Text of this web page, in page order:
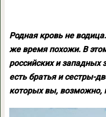
Родная кровь не
же время похожи. В
российских и западных
есть братья и сестры-
которых вы, возможно,